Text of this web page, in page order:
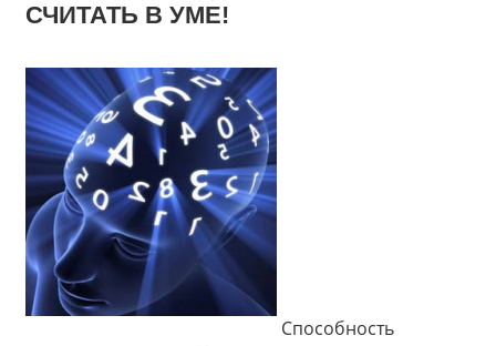
СЧИТАТЬ В УМЕ!
Способность